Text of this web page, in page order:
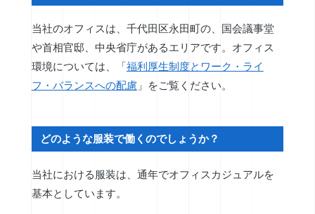
当社のオフィスは、千代田区永田町の、国会議事堂
や首相官邸、中央省庁があるエリアです。オフィス
環境については、「福利厚生制度とワーク・ライ
フ・バランスへの配慮 」をご覧ください。
どのような服装で働くのでしょうか？
当社における服装は、通年でオフィスカジュアルを
基本としています。